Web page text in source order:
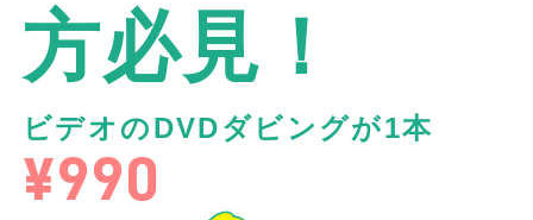
方必見！
ビデオのDVDダビングが1本
¥990